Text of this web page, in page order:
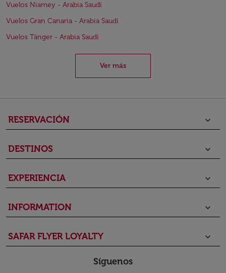
Vuelos Niamey - Arabia Saudí
Vuelos Gran Canaria - Arabia Saudí
Vuelos Tánger - Arabia Saudí
Ver más
RESERVACIÓN keyboard_arrow_down
DESTINOS keyboard_arrow_down
EXPERIENCIA keyboard_arrow_down
INFORMATION keyboard_arrow_down
SAFAR FLYER LOYALTY keyboard_arrow_down
Síguenos